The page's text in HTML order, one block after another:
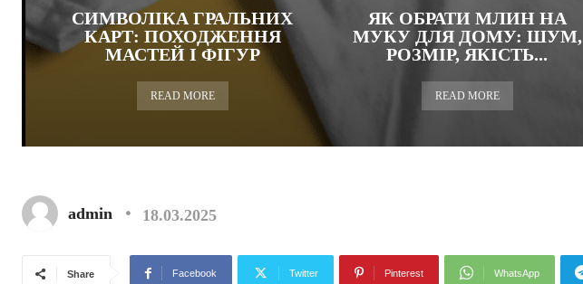
СИМВОЛІКА ГРАЛЬНИХ
КАРТ: ПОХОДЖЕННЯ
МАСТЕЙ І ФІГУР
READ MORE
ЯК ОБРАТИ МЛИН НА
МУКУ ДЛЯ ДОМУ: ШУМ,
РОЗМІР, ЯКІСТЬ...
READ MORE
admin 18.03.2025
Share Facebook Twitter Pinterest WhatsApp